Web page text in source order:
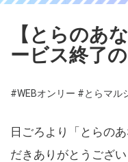
【とらのあ
ービス終了
#WEBオンリー #とらマル
日ごろより「とらの
だきありがとうござい